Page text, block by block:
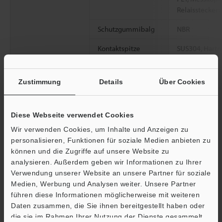
Zustimmung Details Über Cookies
Diese Webseite verwendet Cookies
Wir verwenden Cookies, um Inhalte und Anzeigen zu
personalisieren, Funktionen für soziale Medien anbieten zu
können und die Zugriffe auf unsere Website zu
analysieren. Außerdem geben wir Informationen zu Ihrer
Verwendung unserer Website an unsere Partner für soziale
Medien, Werbung und Analysen weiter. Unsere Partner
führen diese Informationen möglicherweise mit weiteren
Daten zusammen, die Sie ihnen bereitgestellt haben oder
die sie im Rahmen Ihrer Nutzung der Dienste gesammelt
Relaisstecker:
Schutzgummibalg
Kontaktspitze SUS304,
Messkopfkabel Optional
Gewicht Circa 45 g
*1Hinweis: Möglicherweise lässt sich der Sensorkopf nicht mit
bereits erworbenen Messverstärkern verwenden, was vom Ort
und dem Zeitpunkt des Kaufs der Verstärkereinheit abhängt.
Nähere Informationen erhalten Sie bei Ihrem örtlichen
Vertriebsbüro.
*2Werte bei einer Umgebungstemperatur von 20 °C
*3Wert in der Mitte des Messbereiches. Bitte beachten Sie, dass
die Messkraft vom Montagezustand des Schutzgummibalgs
abhängt.
*4 Bei Verwendung eines ölbeständigen M8-Kabels (GT2-
Support